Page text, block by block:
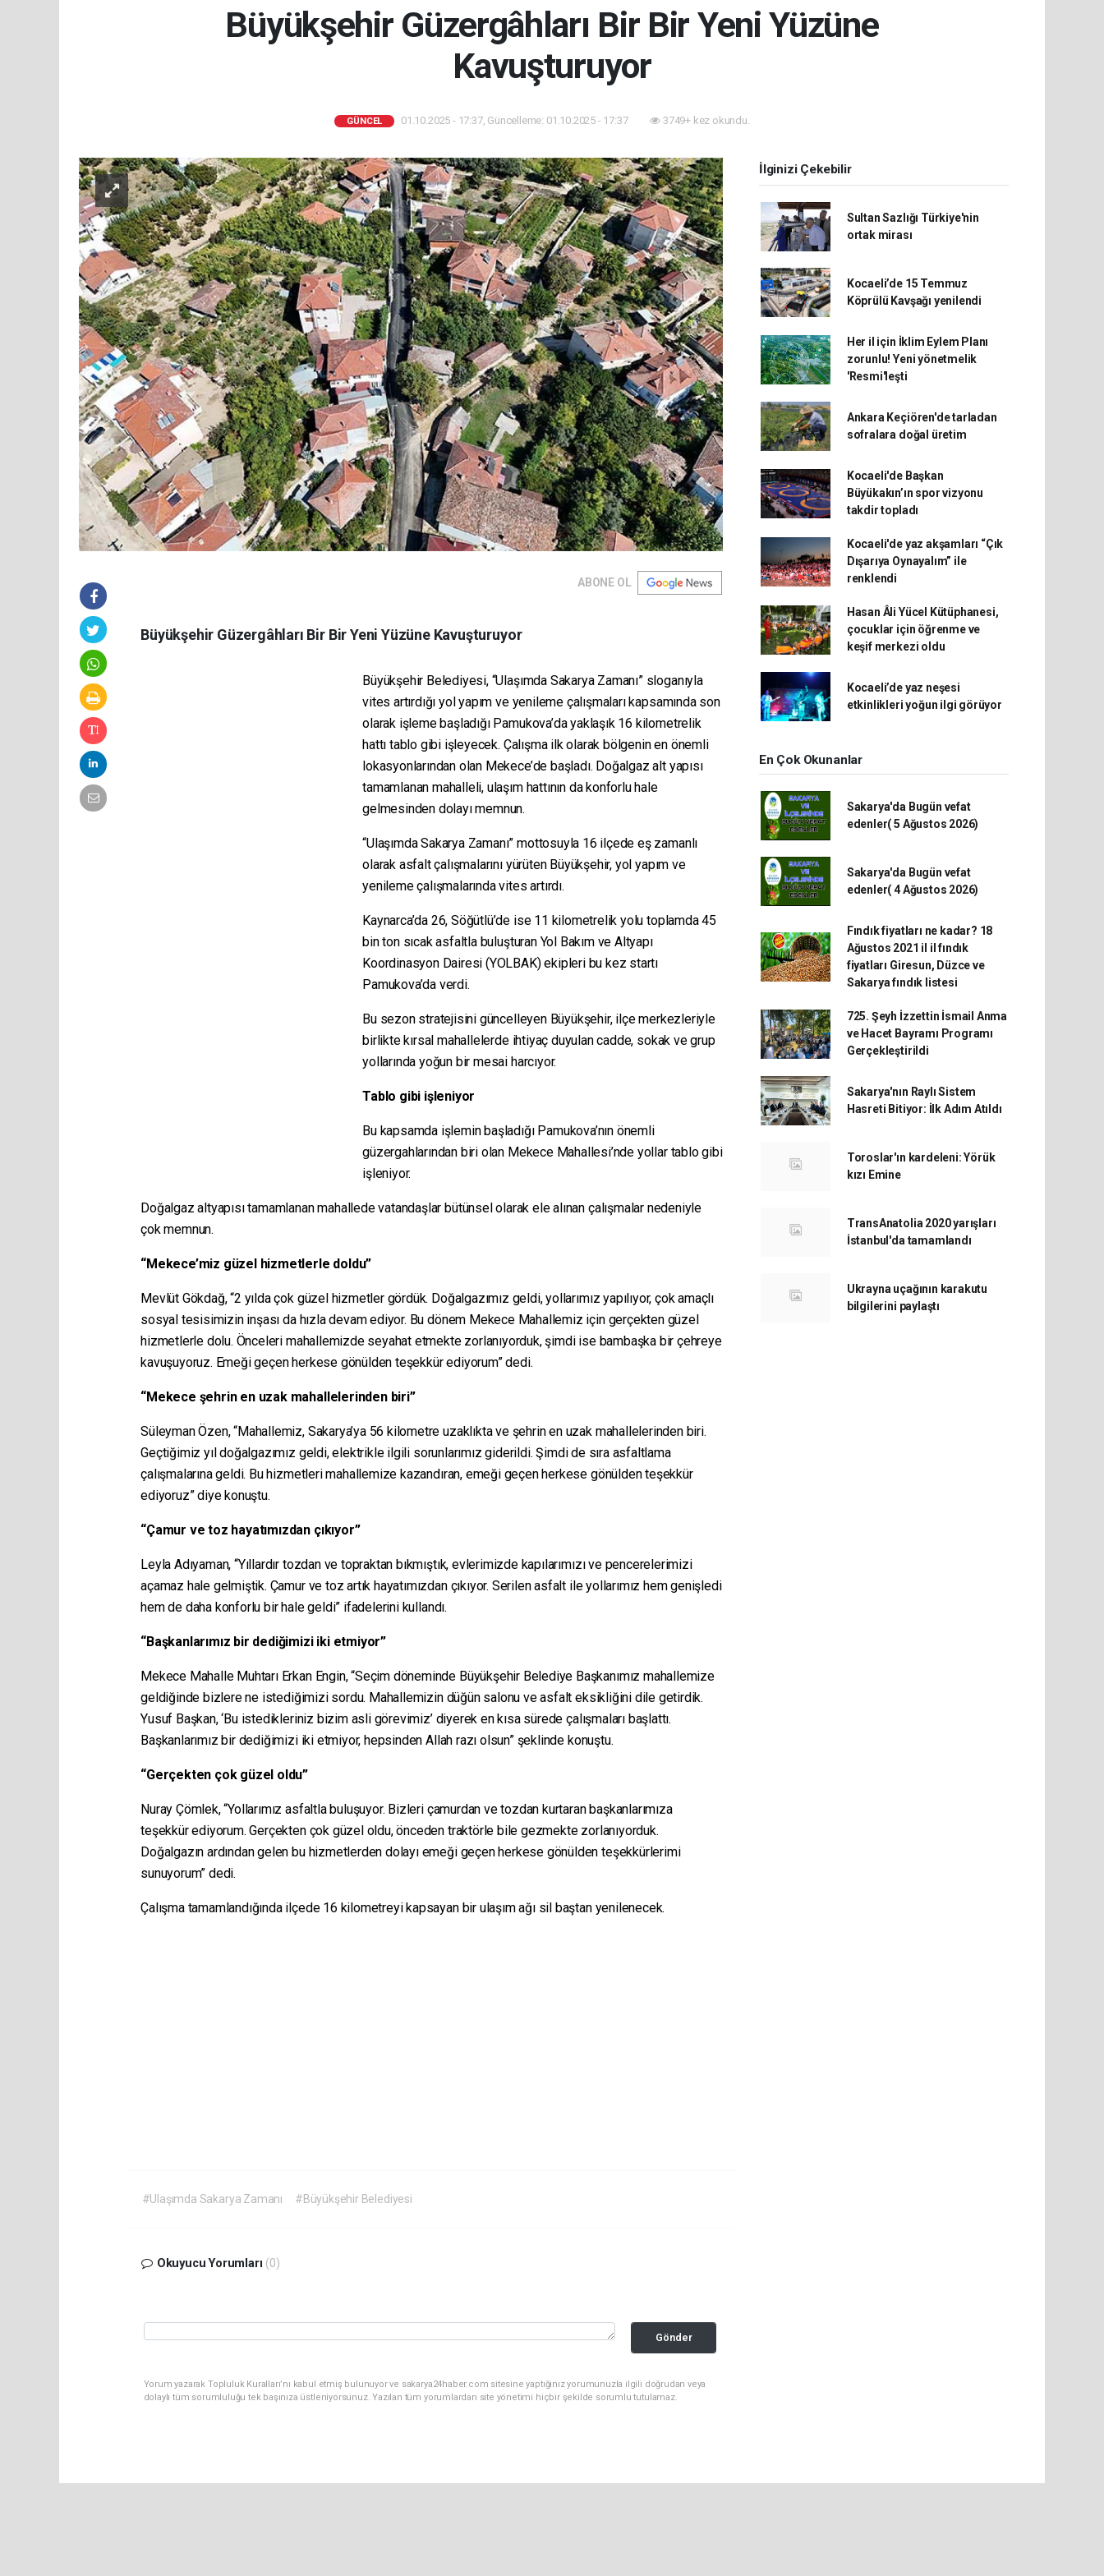
Büyükşehir Güzergâhları Bir Bir Yeni Yüzüne
Kavuşturuyor
GÜNCEL 01.10.2025 - 17:37, Güncelleme: 01.10.2025 - 17:37 3749+ kez okundu.
ABONE OL
Büyükşehir Güzergâhları Bir Bir Yeni Yüzüne Kavuşturuyor
Büyükşehir Belediyesi, “Ulaşımda Sakarya Zamanı” sloganıyla
vites artırdığı yol yapım ve yenileme çalışmaları kapsamında son
olarak işleme başladığı Pamukova’da yaklaşık 16 kilometrelik
hattı tablo gibi işleyecek. Çalışma ilk olarak bölgenin en önemli
lokasyonlarından olan Mekece’de başladı. Doğalgaz alt yapısı
tamamlanan mahalleli, ulaşım hattının da konforlu hale
gelmesinden dolayı memnun.
“Ulaşımda Sakarya Zamanı” mottosuyla 16 ilçede eş zamanlı
olarak asfalt çalışmalarını yürüten Büyükşehir, yol yapım ve
yenileme çalışmalarında vites artırdı.
Kaynarca’da 26, Söğütlü’de ise 11 kilometrelik yolu toplamda 45
bin ton sıcak asfaltla buluşturan Yol Bakım ve Altyapı
Koordinasyon Dairesi (YOLBAK) ekipleri bu kez startı
Pamukova’da verdi.
Bu sezon stratejisini güncelleyen Büyükşehir, ilçe merkezleriyle
birlikte kırsal mahallelerde ihtiyaç duyulan cadde, sokak ve grup
yollarında yoğun bir mesai harcıyor.
Tablo gibi işleniyor
Bu kapsamda işlemin başladığı Pamukova’nın önemli
güzergahlarından biri olan Mekece Mahallesi’nde yollar tablo gibi
işleniyor.
Doğalgaz altyapısı tamamlanan mahallede vatandaşlar bütünsel olarak ele alınan çalışmalar nedeniyle
çok memnun.
“Mekece’miz güzel hizmetlerle doldu”
Mevlüt Gökdağ, “2 yılda çok güzel hizmetler gördük. Doğalgazımız geldi, yollarımız yapılıyor, çok amaçlı
sosyal tesisimizin inşası da hızla devam ediyor. Bu dönem Mekece Mahallemiz için gerçekten güzel
hizmetlerle dolu. Önceleri mahallemizde seyahat etmekte zorlanıyorduk, şimdi ise bambaşka bir çehreye
kavuşuyoruz. Emeği geçen herkese gönülden teşekkür ediyorum” dedi.
“Mekece şehrin en uzak mahallelerinden biri”
Süleyman Özen, “Mahallemiz, Sakarya’ya 56 kilometre uzaklıkta ve şehrin en uzak mahallelerinden biri.
Geçtiğimiz yıl doğalgazımız geldi, elektrikle ilgili sorunlarımız giderildi. Şimdi de sıra asfaltlama
çalışmalarına geldi. Bu hizmetleri mahallemize kazandıran, emeği geçen herkese gönülden teşekkür
ediyoruz” diye konuştu.
“Çamur ve toz hayatımızdan çıkıyor”
Leyla Adıyaman, “Yıllardır tozdan ve topraktan bıkmıştık, evlerimizde kapılarımızı ve pencerelerimizi
açamaz hale gelmiştik. Çamur ve toz artık hayatımızdan çıkıyor. Serilen asfalt ile yollarımız hem genişledi
hem de daha konforlu bir hale geldi” ifadelerini kullandı.
“Başkanlarımız bir dediğimizi iki etmiyor”
Mekece Mahalle Muhtarı Erkan Engin, “Seçim döneminde Büyükşehir Belediye Başkanımız mahallemize
geldiğinde bizlere ne istediğimizi sordu. Mahallemizin düğün salonu ve asfalt eksikliğini dile getirdik.
Yusuf Başkan, ‘Bu istedikleriniz bizim asli görevimiz’ diyerek en kısa sürede çalışmaları başlattı.
Başkanlarımız bir dediğimizi iki etmiyor, hepsinden Allah razı olsun” şeklinde konuştu.
“Gerçekten çok güzel oldu”
Nuray Çömlek, “Yollarımız asfaltla buluşuyor. Bizleri çamurdan ve tozdan kurtaran başkanlarımıza
teşekkür ediyorum. Gerçekten çok güzel oldu, önceden traktörle bile gezmekte zorlanıyorduk.
Doğalgazın ardından gelen bu hizmetlerden dolayı emeği geçen herkese gönülden teşekkürlerimi
sunuyorum” dedi.
Çalışma tamamlandığında ilçede 16 kilometreyi kapsayan bir ulaşım ağı sil baştan yenilenecek.
#Ulaşımda Sakarya Zamanı #Büyükşehir Belediyesi
Okuyucu Yorumları (0)
Gönder
Yorum yazarak Topluluk Kuralları’nı kabul etmiş bulunuyor ve sakarya24haber.com sitesine yaptığınız yorumunuzla ilgili doğrudan veya
dolaylı tüm sorumluluğu tek başınıza üstleniyorsunuz. Yazılan tüm yorumlardan site yönetimi hiçbir şekilde sorumlu tutulamaz.
İlginizi Çekebilir
Sultan Sazlığı Türkiye'nin
ortak mirası
Kocaeli’de 15 Temmuz
Köprülü Kavşağı yenilendi
Her il için İklim Eylem Planı
zorunlu! Yeni yönetmelik
'Resmi'leşti
Ankara Keçiören'de tarladan
sofralara doğal üretim
Kocaeli'de Başkan
Büyükakın’ın spor vizyonu
takdir topladı
Kocaeli'de yaz akşamları “Çık
Dışarıya Oynayalım” ile
renklendi
Hasan Âli Yücel Kütüphanesi,
çocuklar için öğrenme ve
keşif merkezi oldu
Kocaeli’de yaz neşesi
etkinlikleri yoğun ilgi görüyor
En Çok Okunanlar
Sakarya'da Bugün vefat
edenler( 5 Ağustos 2026)
Sakarya'da Bugün vefat
edenler( 4 Ağustos 2026)
Fındık fiyatları ne kadar? 18
Ağustos 2021 il il fındık
fiyatları Giresun, Düzce ve
Sakarya fındık listesi
725. Şeyh İzzettin İsmail Anma
ve Hacet Bayramı Programı
Gerçekleştirildi
Sakarya'nın Raylı Sistem
Hasreti Bitiyor: İlk Adım Atıldı
Toroslar'ın kardeleni: Yörük
kızı Emine
TransAnatolia 2020 yarışları
İstanbul'da tamamlandı
Ukrayna uçağının karakutu
bilgilerini paylaştı